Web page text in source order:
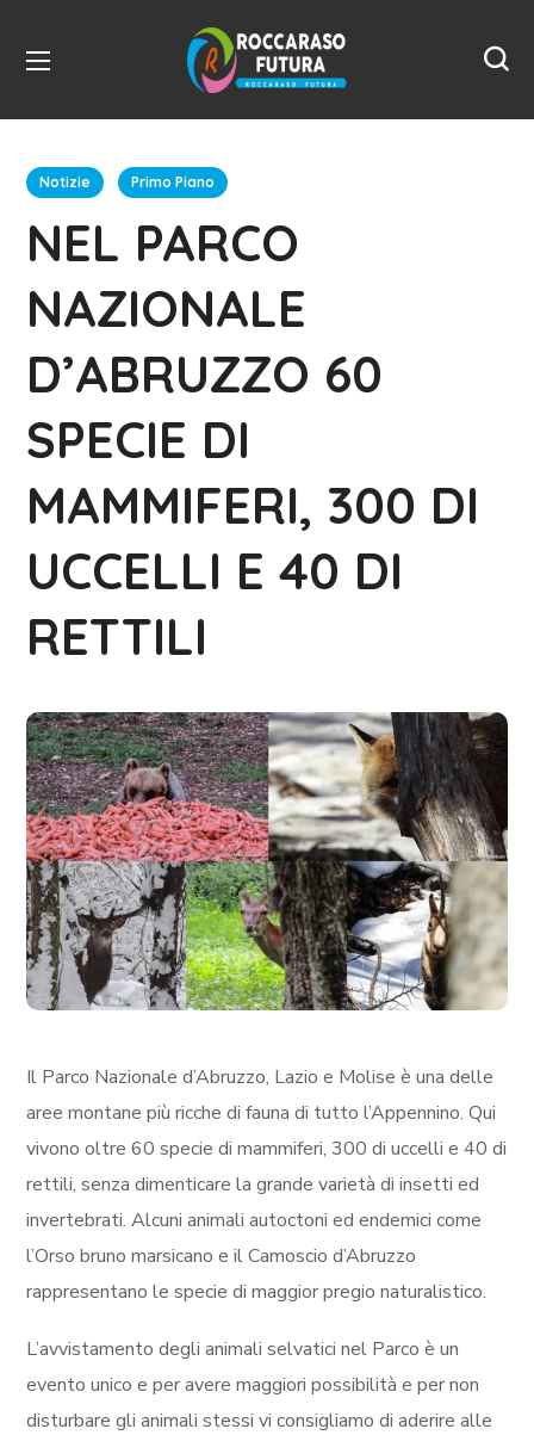
Notizie Primo Piano
NEL PARCO
NAZIONALE
D’ABRUZZO 60
SPECIE DI
MAMMIFERI, 300 DI
UCCELLI E 40 DI
RETTILI
Il Parco Nazionale d’Abruzzo, Lazio e Molise è una delle
aree montane più ricche di fauna di tutto l’Appennino. Qui
vivono oltre 60 specie di mammiferi, 300 di uccelli e 40 di
rettili, senza dimenticare la grande varietà di insetti ed
invertebrati. Alcuni animali autoctoni ed endemici come
l’Orso bruno marsicano e il Camoscio d’Abruzzo
rappresentano le specie di maggior pregio naturalistico.
L’avvistamento degli animali selvatici nel Parco è un
evento unico e per avere maggiori possibilità e per non
disturbare gli animali stessi vi consigliamo di aderire alle